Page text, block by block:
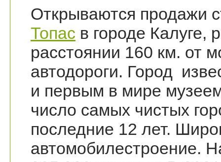
Открываются продажи
Топас в городе Калуге,
расстоянии 160 км. от
автодороги. Город
и первым в мире
число самых чистых
последние 12 лет.
автомобилестроение.